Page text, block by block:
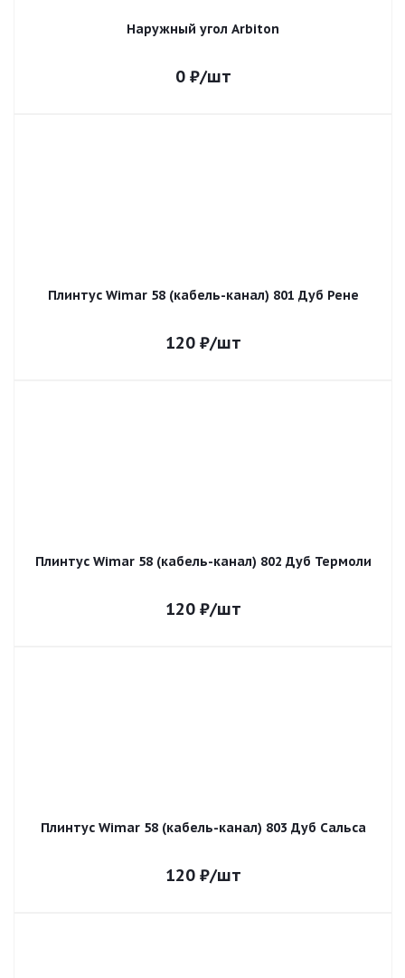
Наружный угол Arbiton
0₽/шт
Плинтус Wimar 58 (кабель-канал) 801 Дуб Рене
120₽/шт
Плинтус Wimar 58 (кабель-канал) 802 Дуб Термоли
120₽/шт
Плинтус Wimar 58 (кабель-канал) 803 Дуб Сальса
120₽/шт